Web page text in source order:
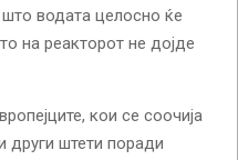
што водата целосно ќе
на реакторот не дојде
кои се соочија
други штети поради